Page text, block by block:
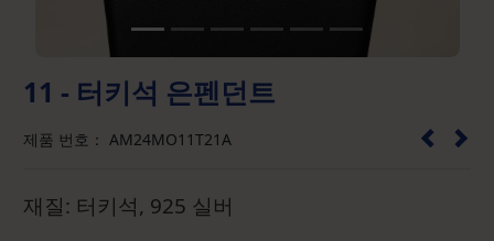
11 - 터키석 은펜던트
제품 번호： AM24MO11T21A
재질: 터키석, 925 실버